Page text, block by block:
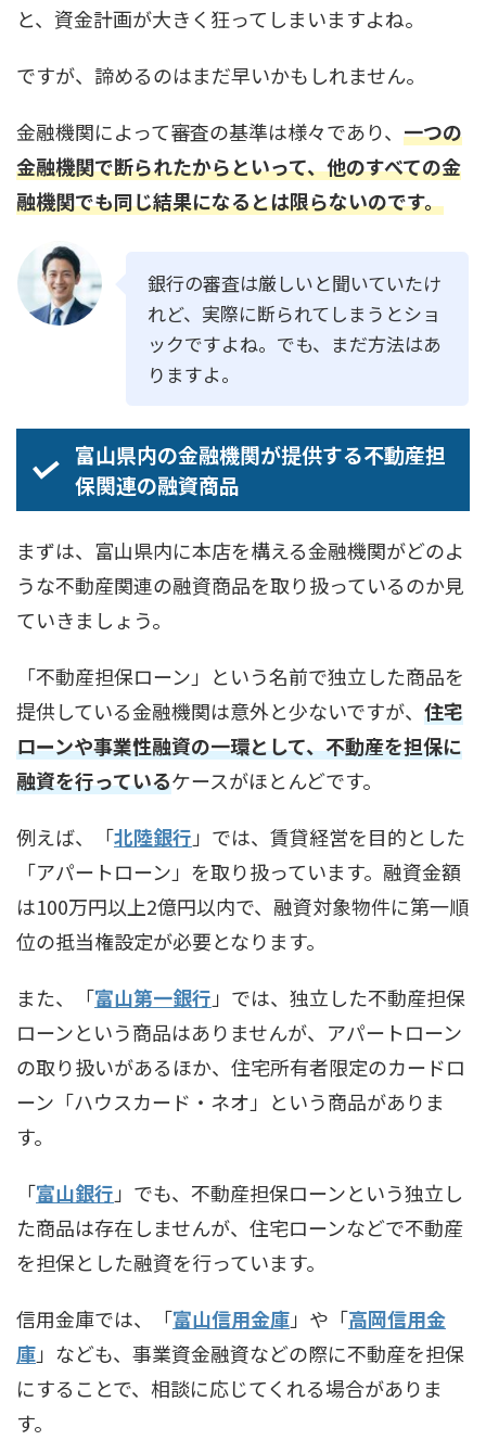
と、資金計画が大きく狂ってしまいますよね。
ですが、諦めるのはまだ早いかもしれません。
金融機関によって審査の基準は様々であり、 一つの
金融機関で断られたからといって、他のすべての金
融機関でも同じ結果になるとは限らないのです。
銀行の審査は厳しいと聞いていたけ
れど、実際に断られてしまうとショ
ックですよね。でも、まだ方法はあ
りますよ。
富山県内の金融機関が提供する不動産担
保関連の融資商品
まずは、富山県内に本店を構える金融機関がどのよ
うな不動産関連の融資商品を取り扱っているのか見
ていきましょう。
「不動産担保ローン」という名前で独立した商品を
提供している金融機関は意外と少ないですが、 住宅
ローンや事業性融資の一環として、不動産を担保に
融資を行っているケースがほとんどです。
例えば、「北陸銀行」では、賃貸経営を目的とした
「アパートローン」を取り扱っています。融資金額
は100万円以上2億円以内で、融資対象物件に第一順
位の抵当権設定が必要となります。
また、「富山第一銀行」では、独立した不動産担保
ローンという商品はありませんが、アパートローン
の取り扱いがあるほか、住宅所有者限定のカードロ
ーン「ハウスカード・ネオ」という商品がありま
す。
「富山銀行」でも、不動産担保ローンという独立し
た商品は存在しませんが、住宅ローンなどで不動産
を担保とした融資を行っています。
信用金庫では、「富山信用金庫」や「高岡信用金
庫」なども、事業資金融資などの際に不動産を担保
にすることで、相談に応じてくれる場合がありま
す。